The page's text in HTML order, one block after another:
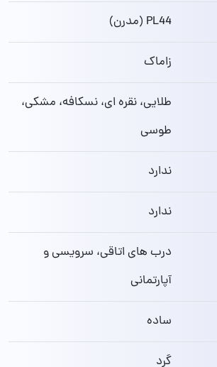
PL44 (مدرن)
زاماک
طلایی، نقره ای، نسکافه، مشکی،
طوسی
ندارد
ندارد
درب های اتاقی، سرویسی و
آپارتمانی
ساده
گرد